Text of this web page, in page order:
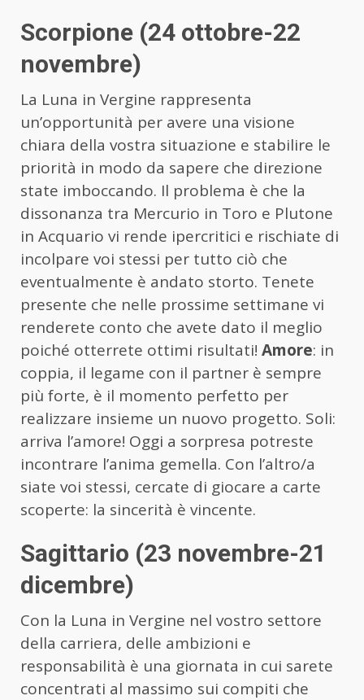
Scorpione (24 ottobre-22
novembre)
La Luna in Vergine rappresenta
un’opportunità per avere una visione
chiara della vostra situazione e stabilire le
priorità in modo da sapere che direzione
state imboccando. Il problema è che la
dissonanza tra Mercurio in Toro e Plutone
in Acquario vi rende ipercritici e rischiate di
incolpare voi stessi per tutto ciò che
eventualmente è andato storto. Tenete
presente che nelle prossime settimane vi
renderete conto che avete dato il meglio
poiché otterrete ottimi risultati! Amore: in
coppia, il legame con il partner è sempre
più forte, è il momento perfetto per
realizzare insieme un nuovo progetto. Soli:
arriva l’amore! Oggi a sorpresa potreste
incontrare l’anima gemella. Con l’altro/a
siate voi stessi, cercate di giocare a carte
scoperte: la sincerità è vincente.
Sagittario (23 novembre-21
dicembre)
Con la Luna in Vergine nel vostro settore
della carriera, delle ambizioni e
responsabilità è una giornata in cui sarete
concentrati al massimo sui compiti che